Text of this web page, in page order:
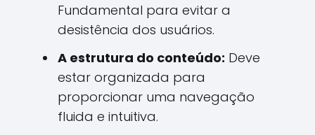
Fundamental para evitar a
desistência dos usuários.
A estrutura do conteúdo: Deve
estar organizada para
proporcionar uma navegação
fluida e intuitiva.